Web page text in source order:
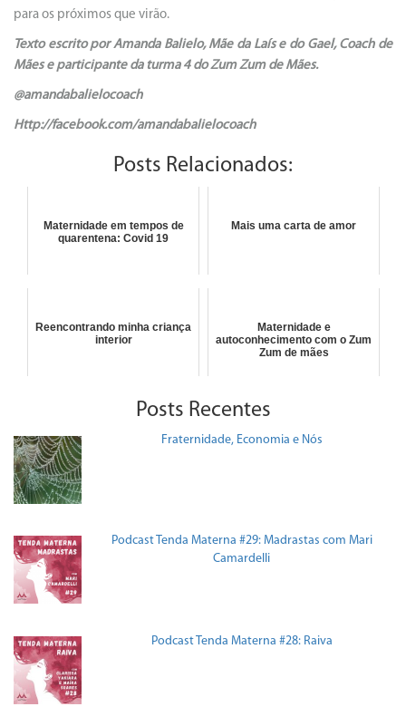
para os próximos que virão.
Texto escrito por Amanda Balielo, Mãe da Laís e do Gael, Coach de
Mães e participante da turma 4 do Zum Zum de Mães.
@amandabalielocoach
Http://facebook.com/amandabalielocoach
Posts Relacionados:
Maternidade em tempos de
quarentena: Covid 19
Mais uma carta de amor
Reencontrando minha criança
interior
Maternidade e
autoconhecimento com o Zum
Zum de mães
Posts Recentes
Fraternidade, Economia e Nós
Podcast Tenda Materna #29: Madrastas com Mari
Camardelli
Podcast Tenda Materna #28: Raiva